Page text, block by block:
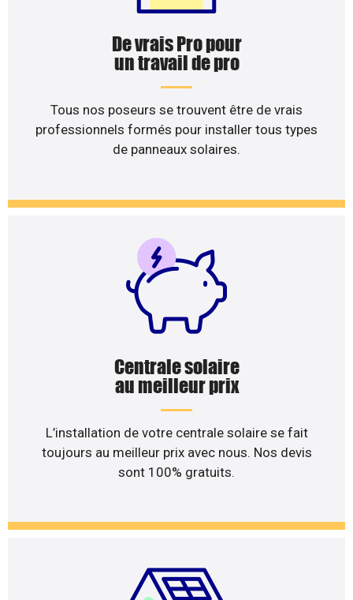
De vrais Pro pour
un travail de pro
Tous nos poseurs se trouvent être de vrais
professionnels formés pour installer tous types
de panneaux solaires.
Centrale solaire
au meilleur prix
L’installation de votre centrale solaire se fait
toujours au meilleur prix avec nous. Nos devis
sont 100% gratuits.